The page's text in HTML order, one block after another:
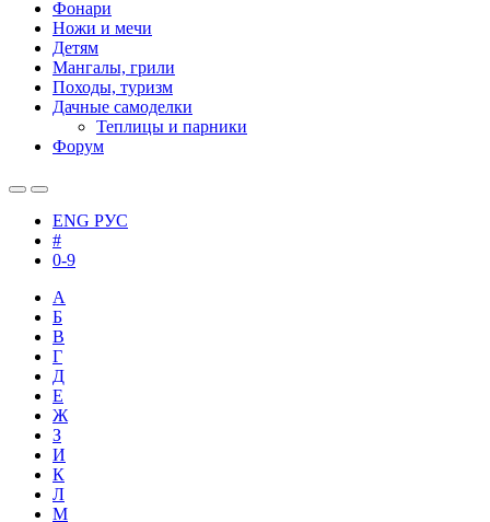
Фонари
Ножи и мечи
Детям
Мангалы, грили
Походы, туризм
Дачные самоделки
Теплицы и парники
Форум
ENG РУС
#
0-9
А
Б
В
Г
Д
Е
Ж
З
И
К
Л
М